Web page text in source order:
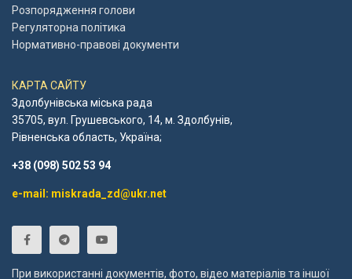
Розпорядження голови
Регуляторна політика
Нормативно-правові документи
КАРТА САЙТУ
Здолбунівська міська рада
35705, вул. Грушевського, 14, м. Здолбунів,
Рівненська область, Україна;
+38 (098) 502 53 94
e-mail: miskrada_zd@ukr.net
При використанні документів, фото, відео матеріалів та іншої